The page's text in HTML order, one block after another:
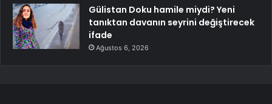
Gülistan Doku hamile miydi? Yeni
tanıktan davanın seyrini değiştirecek
ifade
Ağustos 6, 2026